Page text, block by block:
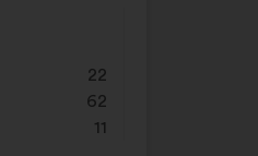
22
62
11